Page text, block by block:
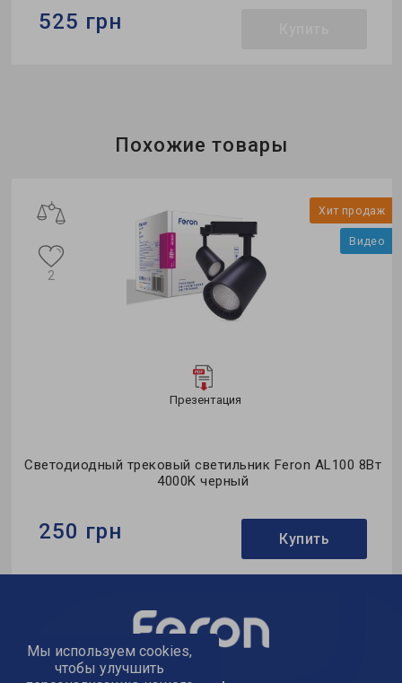
525 грн
Тип источника света:LED
Похожие товары
Хит продаж
Видео
Презентация
Светодиодный трековый светильник Feron AL100 8Вт
4000K черный
2
250 грн Купить
Тип светильника:трековый
Коллекция:однофазные
Мы используем cookies,
чтобы улучшить